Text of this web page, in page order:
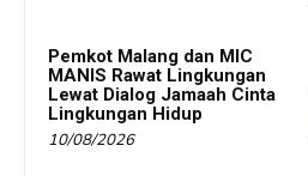
Pemkot Malang dan MIC
MANIS Rawat Lingkungan
Lewat Dialog Jamaah Cinta
Lingkungan Hidup
10/08/2026